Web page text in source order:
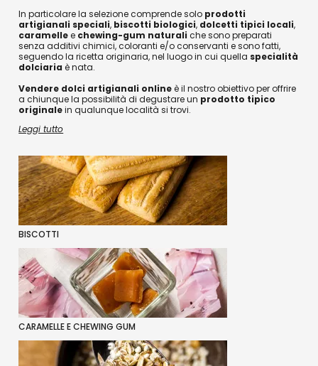
In particolare la selezione comprende solo prodotti
artigianali speciali, biscotti biologici, dolcetti tipici locali,
caramellee chewing-gum naturaliche sono preparati
senza additivi chimici, coloranti e/o conservanti e sono fatti,
seguendo la ricetta originaria, nel luogo in cui quella specialità
dolciaria è nata.
Vendere dolci artigianali onlineè il nostro obiettivo per offrire
a chiunque la possibilità di degustare un prodotto tipico
originalein qualunque località si trovi.
Leggi tutto
BISCOTTI
CARAMELLE E CHEWING GUM